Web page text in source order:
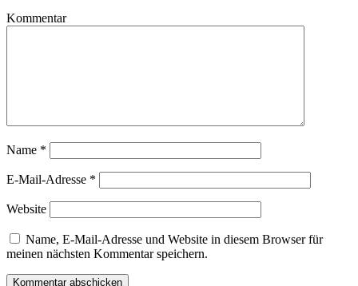
Kommentar
Name *
E-Mail-Adresse *
Website
Name, E-Mail-Adresse und Website in diesem Browser für
meinen nächsten Kommentar speichern.